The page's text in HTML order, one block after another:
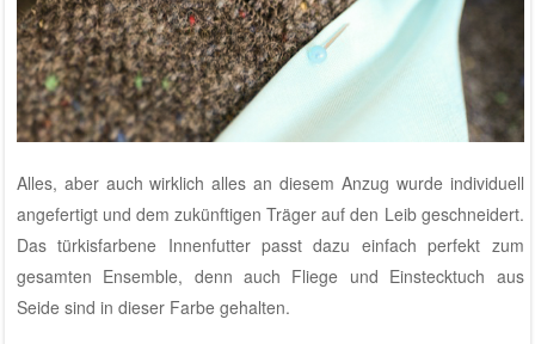
Alles, aber auch wirklich alles an diesem Anzug wurde individuell
angefertigt und dem zukünftigen Träger auf den Leib geschneidert.
Das türkisfarbene Innenfutter passt dazu einfach perfekt zum
gesamten Ensemble, denn auch Fliege und Einstecktuch aus
Seide sind in dieser Farbe gehalten.